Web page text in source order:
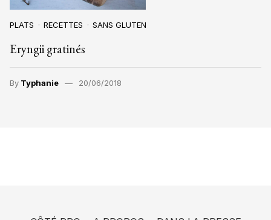
PLATS RECETTES SANS GLUTEN
Eryngii gratinés
By Typhanie 20/06/2018